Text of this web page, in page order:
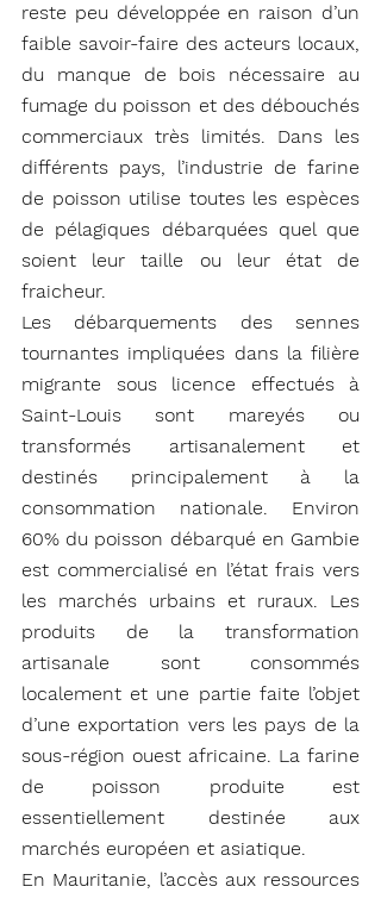
reste peu développée en raison d’un
faible savoir-faire des acteurs locaux,
du manque de bois nécessaire au
fumage du poisson et des débouchés
commerciaux très limités. Dans les
différents pays, l’industrie de farine
de poisson utilise toutes les espèces
de pélagiques débarquées quel que
soient leur taille ou leur état de
fraicheur.
Les débarquements des sennes
tournantes impliquées dans la filière
migrante sous licence effectués à
Saint-Louis sont mareyés ou
transformés artisanalement et
destinés principalement à la
consommation nationale. Environ
60% du poisson débarqué en Gambie
est commercialisé en l’état frais vers
les marchés urbains et ruraux. Les
produits de la transformation
artisanale sont consommés
localement et une partie faite l’objet
d’une exportation vers les pays de la
sous-région ouest africaine. La farine
de poisson produite est
essentiellement destinée aux
marchés européen et asiatique.
En Mauritanie, l’accès aux ressources